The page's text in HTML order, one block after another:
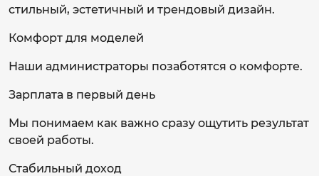
стильный, эстетичный и трендовый дизайн.
Комфорт для моделей
Наши администраторы позаботятся о комфорте.
Зарплата в первый день
Мы понимаем как важно сразу ощутить результат
своей работы.
Стабильный доход